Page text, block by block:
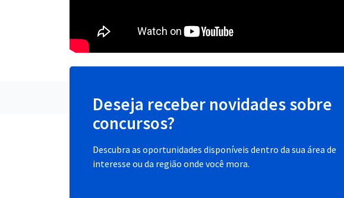
Deseja receber novidades sobre
concursos?
Descubra as oportunidades disponíveis dentro da sua área de
interesse ou da região onde você mora.